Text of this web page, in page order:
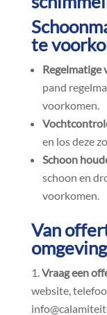
te
Regelmatige
pand
voorkomen.​
en los deze
Schoon
schoon en
voorkomen.​
Van
Vraag een
website,